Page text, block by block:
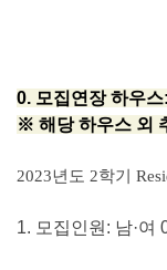
0. 모집연장 하우
※ 해당 하우스 외
2023년도 2학기
1. 모집인원: 남·여